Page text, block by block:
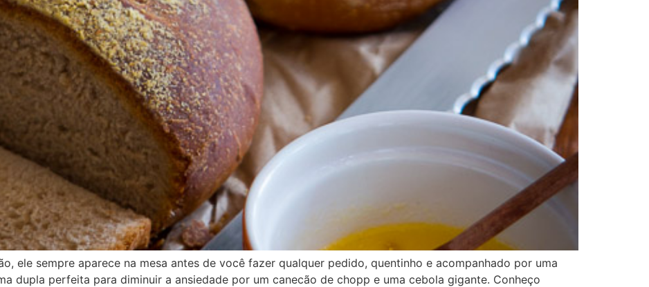
ele sempre aparece na mesa antes de você fazer qualquer pedido, quentinho e acompanhado por uma
dupla perfeita para diminuir a ansiedade por um canecão de chopp e uma cebola gigante. Conheço